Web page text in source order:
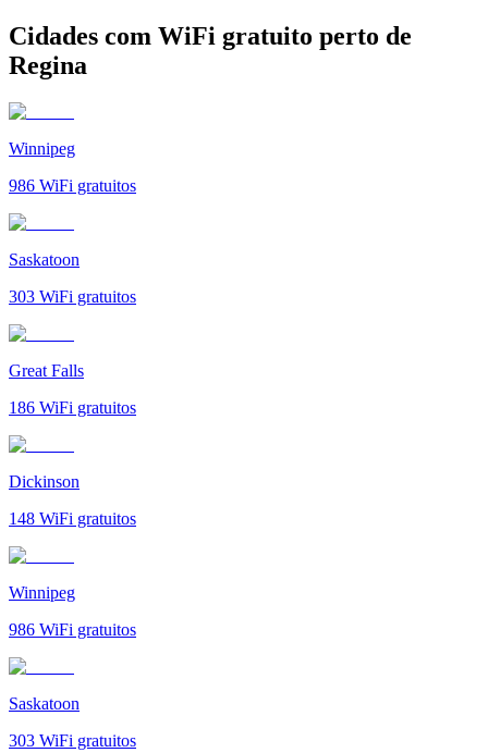
Cidades com WiFi gratuito perto de
Regina
Winnipeg
986 WiFi gratuitos
Saskatoon
303 WiFi gratuitos
Great Falls
186 WiFi gratuitos
Dickinson
148 WiFi gratuitos
Winnipeg
986 WiFi gratuitos
Saskatoon
303 WiFi gratuitos